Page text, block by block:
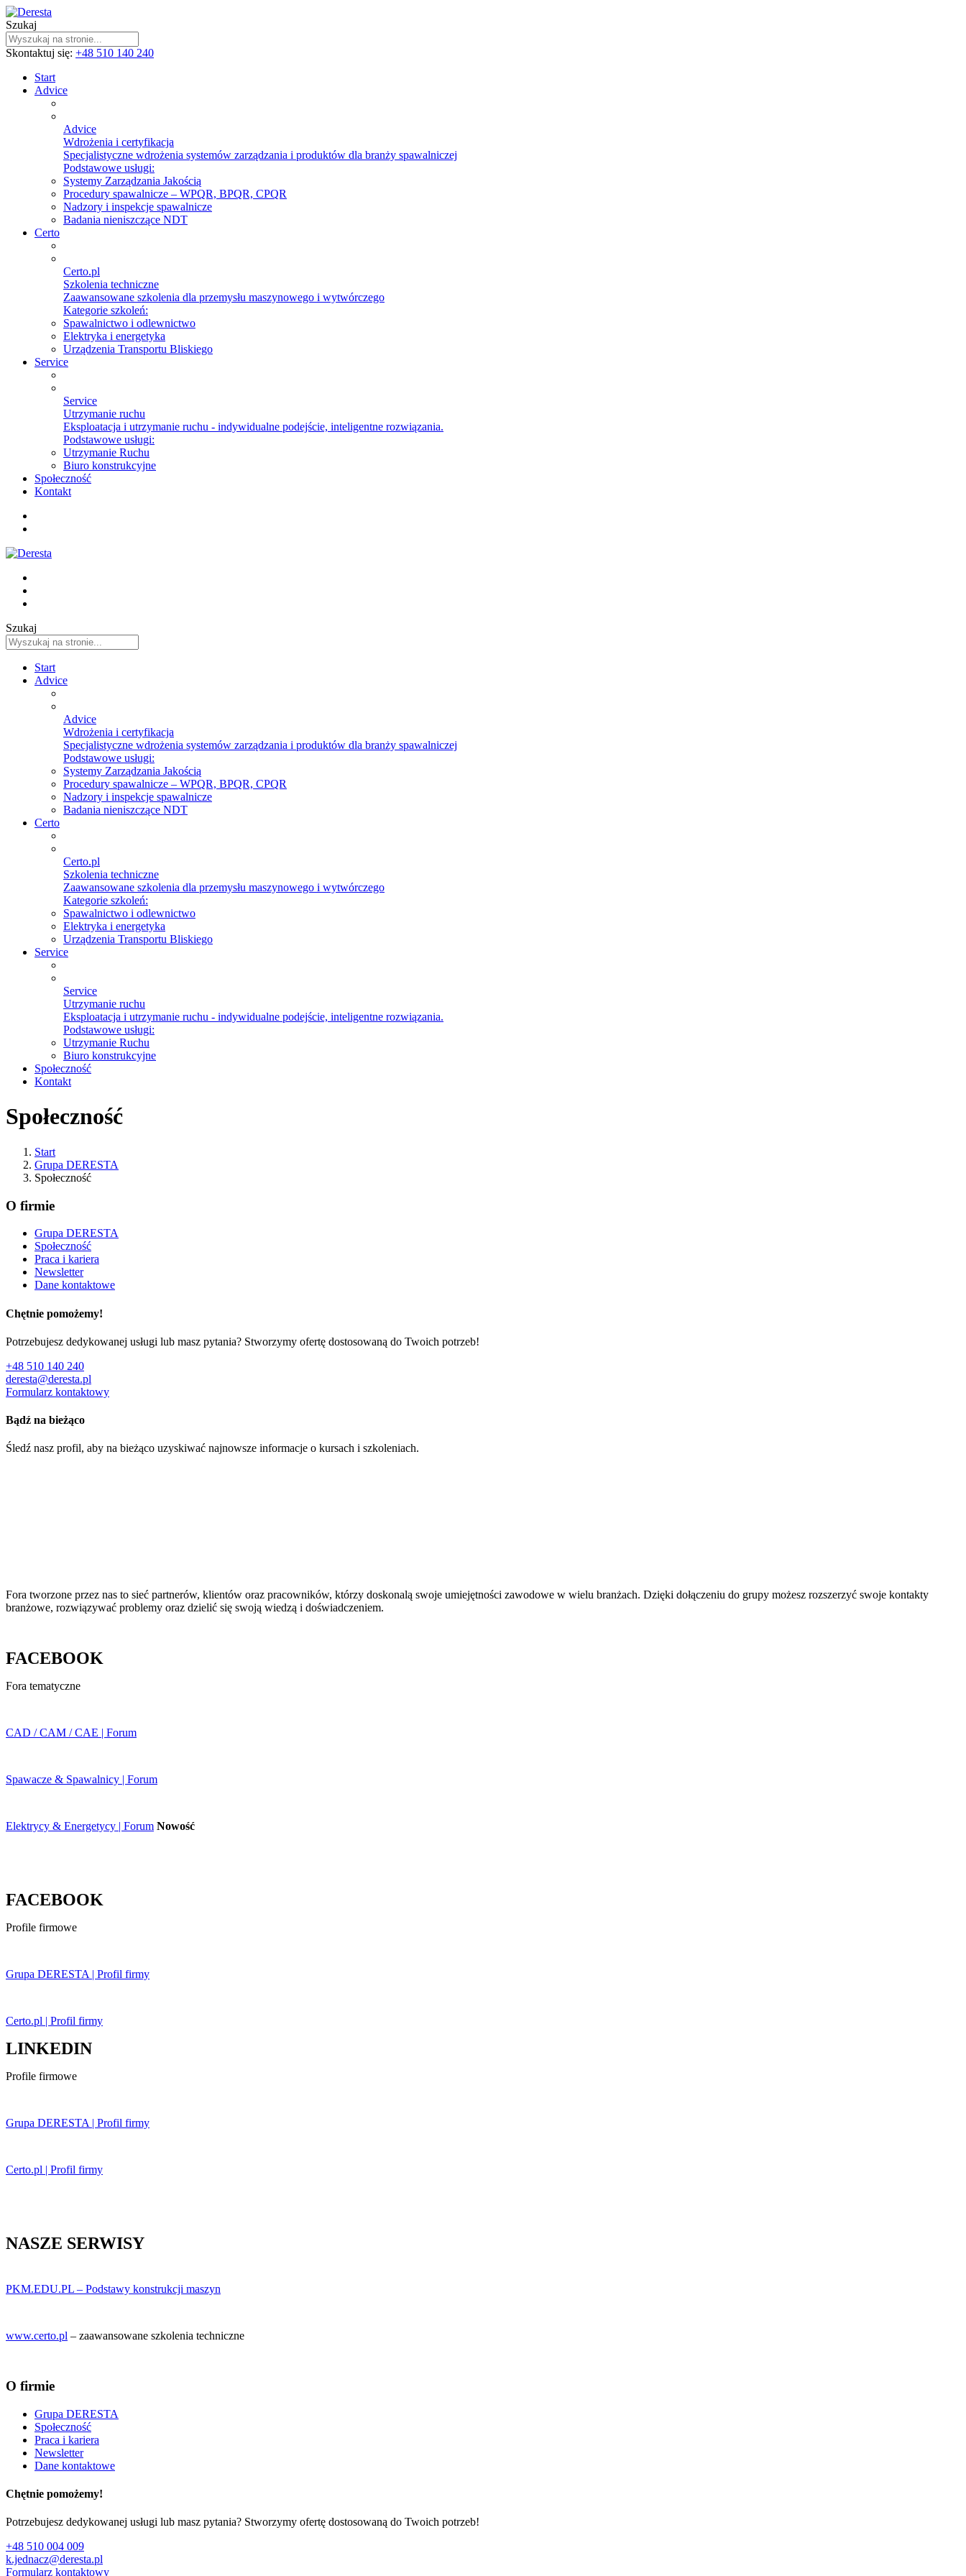
Szukaj
Skontaktuj się: +48 510 140 240
Start
Advice
Advice
Wdrożenia i certyfikacja
Specjalistyczne wdrożenia systemów zarządzania i produktów dla branży spawalniczej
Podstawowe usługi:
Systemy Zarządzania Jakością
Procedury spawalnicze – WPQR, BPQR, CPQR
Nadzory i inspekcje spawalnicze
Badania nieniszczące NDT
Certo
Certo.pl
Szkolenia techniczne
Zaawansowane szkolenia dla przemysłu maszynowego i wytwórczego
Kategorie szkoleń:
Spawalnictwo i odlewnictwo
Elektryka i energetyka
Urządzenia Transportu Bliskiego
Service
Service
Utrzymanie ruchu
Eksploatacja i utrzymanie ruchu - indywidualne podejście, inteligentne rozwiązania.
Podstawowe usługi:
Utrzymanie Ruchu
Biuro konstrukcyjne
Społeczność
Kontakt
Szukaj
Start
Advice
Advice
Wdrożenia i certyfikacja
Specjalistyczne wdrożenia systemów zarządzania i produktów dla branży spawalniczej
Podstawowe usługi:
Systemy Zarządzania Jakością
Procedury spawalnicze – WPQR, BPQR, CPQR
Nadzory i inspekcje spawalnicze
Badania nieniszczące NDT
Certo
Certo.pl
Szkolenia techniczne
Zaawansowane szkolenia dla przemysłu maszynowego i wytwórczego
Kategorie szkoleń:
Spawalnictwo i odlewnictwo
Elektryka i energetyka
Urządzenia Transportu Bliskiego
Service
Service
Utrzymanie ruchu
Eksploatacja i utrzymanie ruchu - indywidualne podejście, inteligentne rozwiązania.
Podstawowe usługi:
Utrzymanie Ruchu
Biuro konstrukcyjne
Społeczność
Kontakt
Społeczność
Start
Grupa DERESTA
Społeczność
O firmie
Grupa DERESTA
Społeczność
Praca i kariera
Newsletter
Dane kontaktowe
Chętnie pomożemy!
Potrzebujesz dedykowanej usługi lub masz pytania? Stworzymy ofertę dostosowaną do Twoich potrzeb!
+48 510 140 240
deresta@deresta.pl
Formularz kontaktowy
Bądź na bieżąco
Śledź nasz profil, aby na bieżąco uzyskiwać najnowsze informacje o kursach i szkoleniach.
Fora tworzone przez nas to sieć partnerów, klientów oraz pracowników, którzy doskonalą swoje umiejętności zawodowe w wielu branżach. Dzięki dołączeniu do grupy możesz rozszerzyć swoje kontakty
branżowe, rozwiązywać problemy oraz dzielić się swoją wiedzą i doświadczeniem.
FACEBOOK
Fora tematyczne
CAD / CAM / CAE | Forum
Spawacze & Spawalnicy | Forum
Elektrycy & Energetycy | Forum Nowość
FACEBOOK
Profile firmowe
Grupa DERESTA | Profil firmy
Certo.pl | Profil firmy
LINKEDIN
Profile firmowe
Grupa DERESTA | Profil firmy
Certo.pl | Profil firmy
NASZE SERWISY
PKM.EDU.PL – Podstawy konstrukcji maszyn
www.certo.pl – zaawansowane szkolenia techniczne
O firmie
Grupa DERESTA
Społeczność
Praca i kariera
Newsletter
Dane kontaktowe
Chętnie pomożemy!
Potrzebujesz dedykowanej usługi lub masz pytania? Stworzymy ofertę dostosowaną do Twoich potrzeb!
+48 510 004 009
k.jednacz@deresta.pl
Formularz kontaktowy